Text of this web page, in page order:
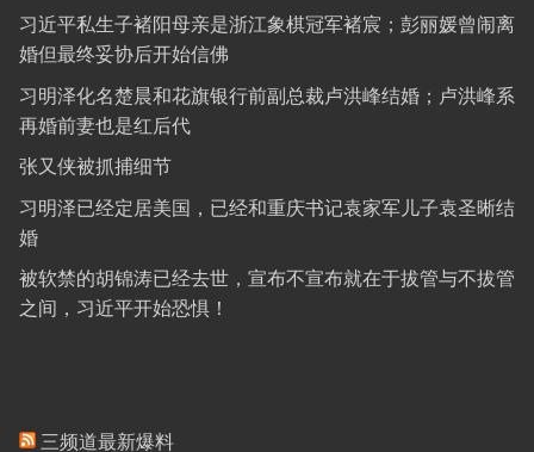
习近平私生子褚阳母亲是浙江象棋冠军褚宸；彭丽媛曾闹离
婚但最终妥协后开始信佛
习明泽化名楚晨和花旗银行前副总裁卢洪峰结婚；卢洪峰系
再婚前妻也是红后代
张又侠被抓捕细节
习明泽已经定居美国，已经和重庆书记袁家军儿子袁圣晰结
婚
被软禁的胡锦涛已经去世，宣布不宣布就在于拔管与不拔管
之间，习近平开始恐惧！
三频道最新爆料